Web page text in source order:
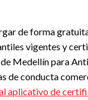
de forma
vigentes y
Medellín para
de conducta
aplicativo de